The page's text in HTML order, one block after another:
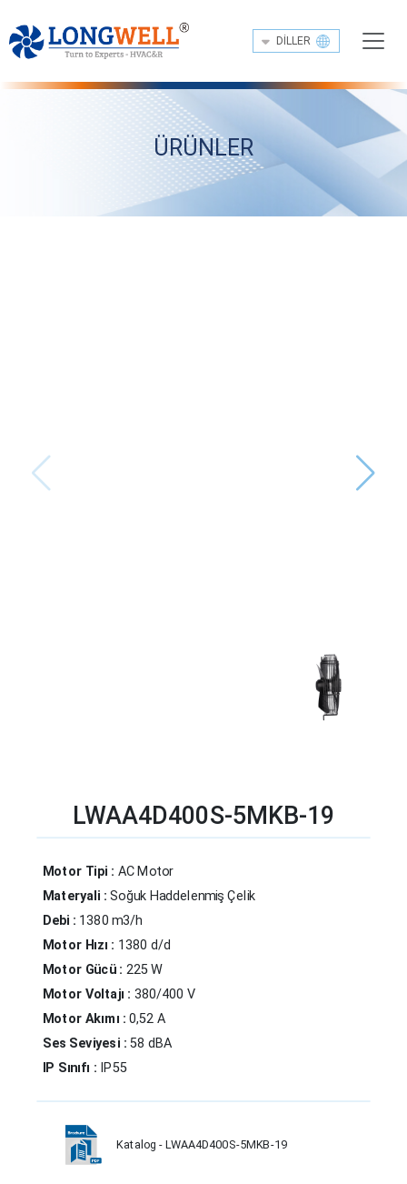
DILLER
ÜRÜNLER
LWAA4D400S-5MKB-19
Motor Tipi : AC Motor
Materyali :Soğuk Haddelenmiş Çelik
Debi : 1380 m3/h
Motor Hızı : 1380 d/d
Motor Gücü : 225 W
Motor Voltajı : 380/400 V
Motor Akımı :0,52 A
Ses Seviyesi :58 dBA
IP Sınıfı : IP55
Katalog - LWAA4D400S-5MKB-19